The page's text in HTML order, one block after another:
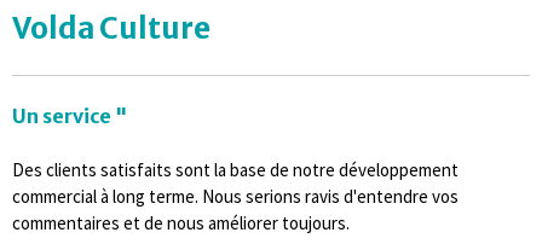
VoldaCulture
Un service "
Des clients satisfaits sont la base de notre développement
commercial à long terme. Nous serions ravis d'entendre vos
commentaires et de nous améliorer toujours.